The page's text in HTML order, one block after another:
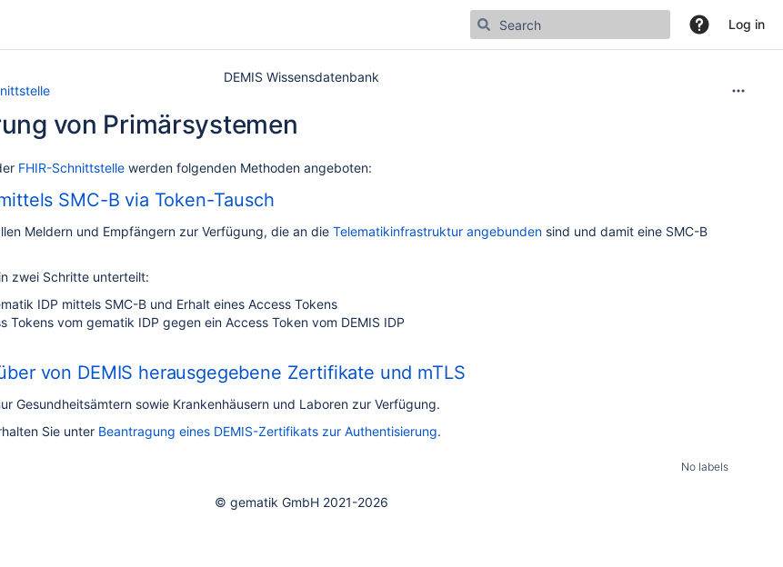
Log in
DEMIS Wissensdatenbank
von Primärsystemen
FHIR-Schnittstelle werden folgenden Methoden angeboten:
SMC-B via Token-Tausch
Meldern und Empfängern zur Verfügung, die an die Telematikinfrastruktur angebunden sind und damit eine SMC-B
zwei Schritte unterteilt:
IDP mittels SMC-B und Erhalt eines Access Tokens
Tokens vom gematik IDP gegen ein Access Token vom DEMIS IDP
von DEMIS herausgegebene Zertifikate und mTLS
Gesundheitsämtern sowie Krankenhäusern und Laboren zur Verfügung.
Sie unter Beantragung eines DEMIS-Zertifikats zur Authentisierung.
No labels
© gematik GmbH 2021-2026